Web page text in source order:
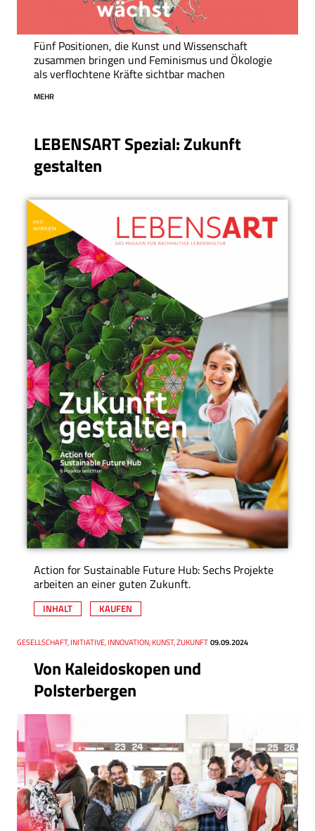
Fünf Positionen, die Kunst und Wissenschaft
zusammen bringen und Feminismus und Ökologie
als verflochtene Kräfte sichtbar machen
MEHR
LEBENSART Spezial: Zukunft
gestalten
Action for Sustainable Future Hub: Sechs Projekte
arbeiten an einer guten Zukunft.
INHALT KAUFEN
Von Kaleidoskopen und
Polsterbergen
Thema
GESELLSCHAFT, INITIATIVE, INNOVATION, KUNST, ZUKUNFT
Datum 09.09.2024